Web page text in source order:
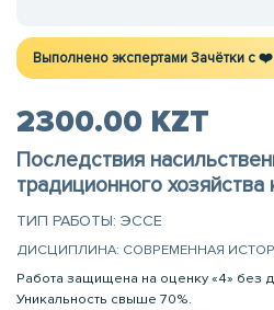
Выполнено экспертами Зачётки c ❤️
2300.00 KZT
Последствия
традиционного хозяйства
ТИП РАБОТЫ: ЭССЕ
ДИСЦИПЛИНА: СОВРЕМЕННАЯ
Работа защищена на оценку «4» без
Уникальность свыше 70%.